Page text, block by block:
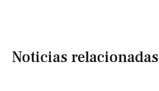
Noticias relacionadas